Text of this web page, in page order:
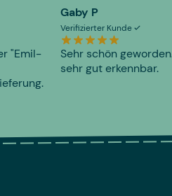
"Emil-
Gaby P
Verifizierter Kunde
Sehr schön
sehr gut erkennbar.